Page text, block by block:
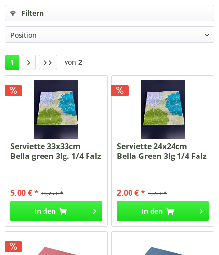
Filtern
1 von 2
Serviette 33x33cm
Bella green 3lg. 1/4 Falz
13,75 € *
5,00 € *
In den
Serviette 24x24cm
Bella Green 3lg 1/4 Falz
3,65 € *
2,00 € *
In den